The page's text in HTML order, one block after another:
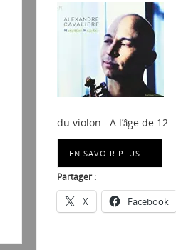
du violon . A l’âge de 12…
EN SAVOIR PLUS …
Partager :
X Facebook